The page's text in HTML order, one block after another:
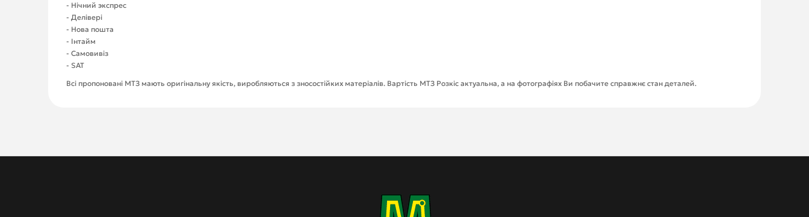
- Нічний экспрес
- Делівері
- Нова пошта
- Інтайм
- Самовивіз
- SAT
Всі пропоновані МТЗ мають оригінальну якість, виробляються з зносостійких матеріалів. Вартість МТЗ Розкіс актуальна, а на фотографіях Ви побачите справжнє стан деталей.